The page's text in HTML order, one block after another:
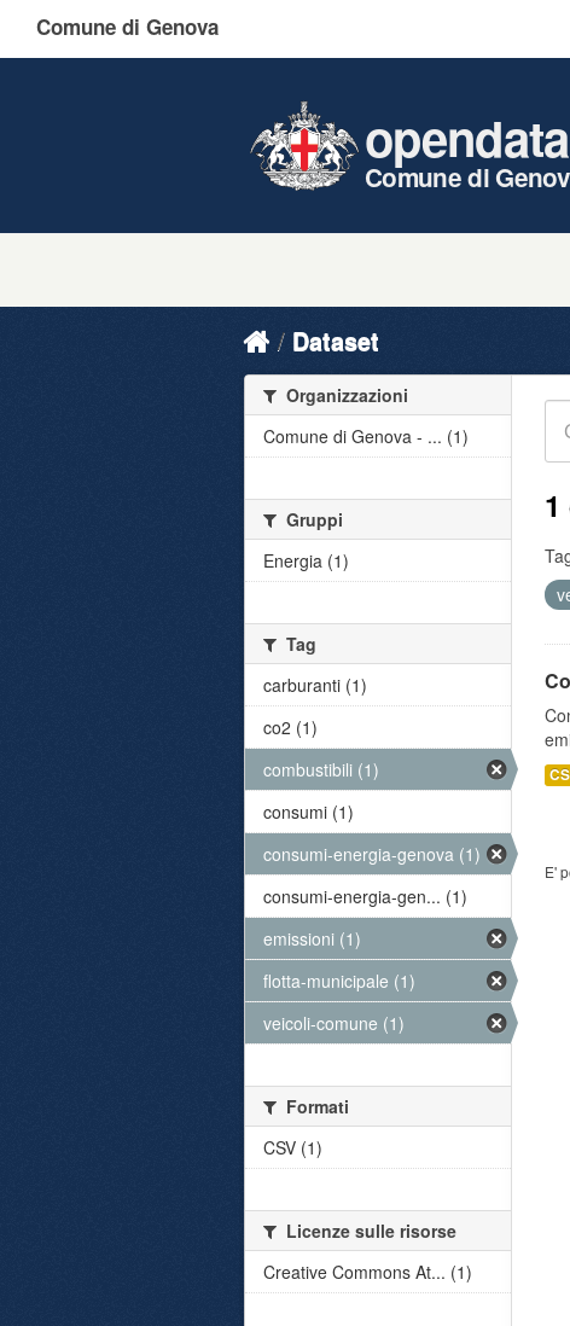
Comune di Genova
opendata
Comune di
Dataset
E'
Organizzazioni
Comune di Genova - ... (1)
Gruppi
Energia (1)
Tag
carburanti (1)
co2 (1)
combustibili (1)
consumi (1)
consumi-energia-genova (1)
consumi-energia-gen... (1)
emissioni (1)
flotta-municipale (1)
veicoli-comune (1)
Formati
CSV (1)
Licenze sulle risorse
Creative Commons At... (1)